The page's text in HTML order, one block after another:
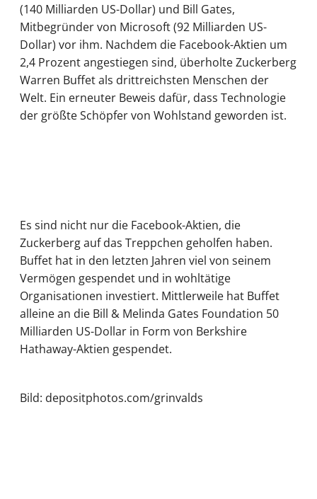
(140 Milliarden US-Dollar) und Bill Gates,
Mitbegründer von Microsoft (92 Milliarden US-
Dollar) vor ihm. Nachdem die Facebook-Aktien um
2,4 Prozent angestiegen sind, überholte Zuckerberg
Warren Buffet als drittreichsten Menschen der
Welt. Ein erneuter Beweis dafür, dass Technologie
der größte Schöpfer von Wohlstand geworden ist.
Es sind nicht nur die Facebook-Aktien, die
Zuckerberg auf das Treppchen geholfen haben.
Buffet hat in den letzten Jahren viel von seinem
Vermögen gespendet und in wohltätige
Organisationen investiert. Mittlerweile hat Buffet
alleine an die Bill & Melinda Gates Foundation 50
Milliarden US-Dollar in Form von Berkshire
Hathaway-Aktien gespendet.
Bild: depositphotos.com/grinvalds